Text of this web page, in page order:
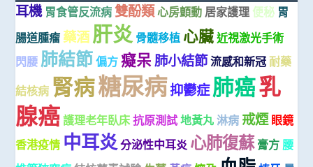
耳機 胃食管反流病 雙酚類心房顫動 居家護理 便秘 胃
腸道腫瘤 藥酒肝炎 骨髓移植 心臟 近視激光手術
閃腰 肺結節 偏方 癡呆 肺小結節流感和新冠 耐藥
結核病 腎病糖尿病抑鬱症肺癌乳
腺癌 護理老年臥床 抗原測試 地黃丸 淋病 戒煙 眼鏡
香港疫情 中耳炎分泌性中耳炎 心肺復蘇 膏方 腰